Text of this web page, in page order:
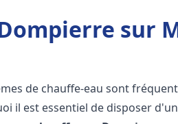
sur
de chauffe-eau sont
il est essentiel de disposer